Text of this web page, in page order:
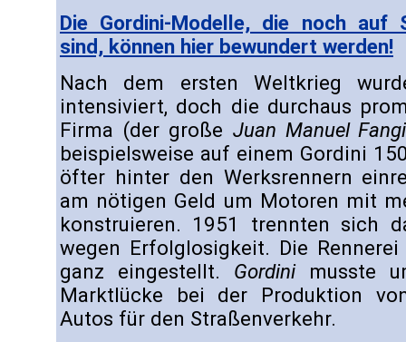
Die Gordini-Modelle, die noch auf
sind, können hier bewundert werden!
Nach dem ersten Weltkrieg
intensiviert, doch die durchaus
Firma (der große Juan Manuel
beispielsweise auf einem Gordini
öfter hinter den Werksrennern
am nötigen Geld um Motoren mit
konstruieren. 1951 trennten sich
wegen Erfolglosigkeit. Die
ganz eingestellt. Gordinimusste
Marktlücke bei der Produktion
Autos für den Straßenverkehr.